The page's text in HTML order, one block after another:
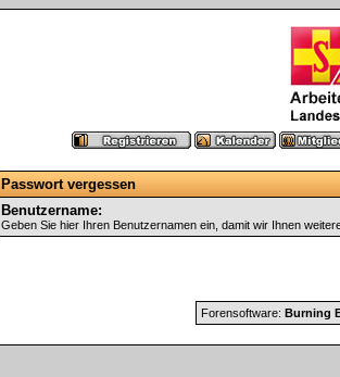
Passwort vergessen
Benutzername:
Geben Sie hier Ihren Benutzernamen ein, damit wir Ihnen
Forensoftware: Burning